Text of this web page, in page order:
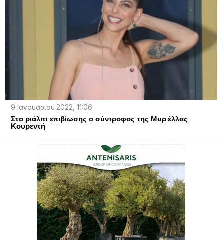
9 Ιανουαρίου 2022, 11:06
Στο ριάλιτι επιβίωσης ο σύντροφος της Μυριέλλας
Κουρεντή